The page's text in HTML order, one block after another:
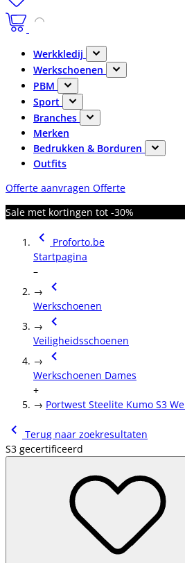
Werkkledij
Werkschoenen
PBM
Sport
Branches
Merken
Bedrukken & Borduren
Outfits
Offerte aanvragen Offerte
Sale met kortingen tot -30%
Proforto.be
Startpagina
–
→
Werkschoenen
→
Veiligheidsschoenen
→
Werkschoenen Dames
+
→ Portwest Steelite Kumo S3
Terug naar zoekresultaten
S3 gecertificeerd